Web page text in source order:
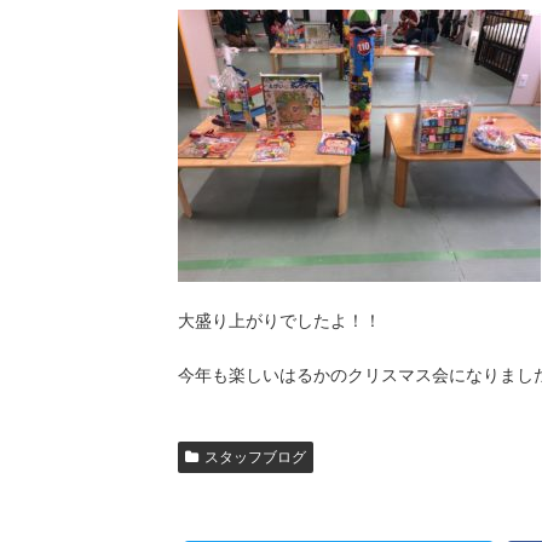
大盛り上がりでしたよ！！
今年も楽しいはるかのクリスマス会になりま
スタッフブログ